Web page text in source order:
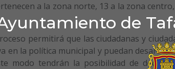
de
a la zona norte, 13 a la zona
permitirá que las ciudadanas y
en la política municipal y puedan
modo tendrán la posibilidad de